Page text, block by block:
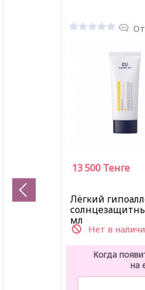
Лёгкий
мл
Нет в
13 500 Тенге
Когда
на